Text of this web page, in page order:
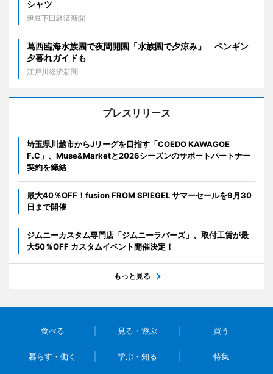
シャツ
伊豆下田経済新聞
葛西臨海水族園で夜間開園「水族園で夕涼み」 ペンギン
夕暮れガイドも
江戸川経済新聞
プレスリリース
埼玉県川越市からJリーグを目指す「COEDO KAWAGOE
F.C」、Muse&Marketと2026シーズンのサポートパートナー
契約を締結
最大40％OFF！fusion FROM SPIEGEL サマーセールを9月30
日まで開催
ジムニーカスタム専門店「ジムニーラバーズ」、取付工賃が最
大50％OFF カスタムイベント開催決定！
もっと見る
食べる 見る・遊ぶ 買う
暮らす・働く 学ぶ・知る 特集